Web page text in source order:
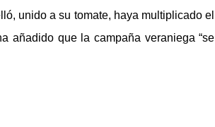
unido a su tomate, haya multiplicado el
añadido que la campaña veraniega “se